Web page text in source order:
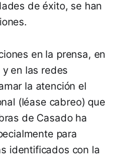
de éxito, se han
en la prensa, en
en las redes
la atención el
(léase cabreo) que
de Casado ha
para
identificados con la